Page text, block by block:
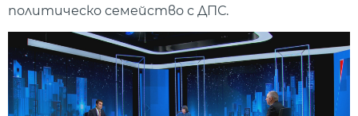
политическо семейство с ДПС.